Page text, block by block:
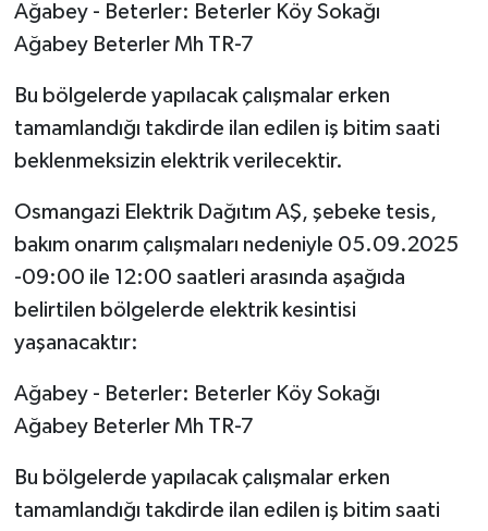
Ağabey - Beterler: Beterler Köy Sokağı
Ağabey Beterler Mh TR-7
Bu bölgelerde yapılacak çalışmalar erken
tamamlandığı takdirde ilan edilen iş bitim saati
beklenmeksizin elektrik verilecektir.
Osmangazi Elektrik Dağıtım AŞ, şebeke tesis,
bakım onarım çalışmaları nedeniyle 05.09.2025
-09:00 ile 12:00 saatleri arasında aşağıda
belirtilen bölgelerde elektrik kesintisi
yaşanacaktır:
Ağabey - Beterler: Beterler Köy Sokağı
Ağabey Beterler Mh TR-7
Bu bölgelerde yapılacak çalışmalar erken
tamamlandığı takdirde ilan edilen iş bitim saati